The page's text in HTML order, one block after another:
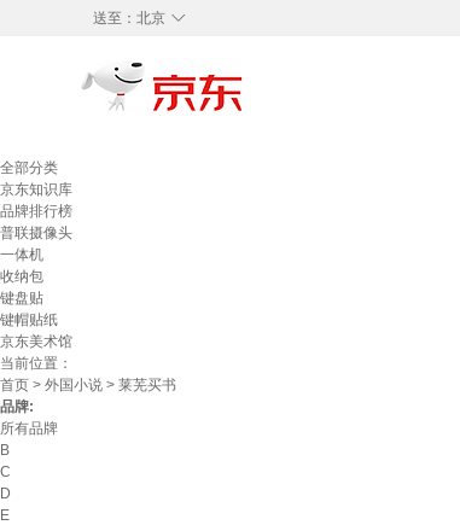
◇
送至： 北京
全部分类
京东知识库
品牌排行榜
普联摄像头
一体机
收纳包
键盘贴
键帽贴纸
京东美术馆
当前位置：
首页 > 外国小说 > 莱芜买书
品牌:
所有品牌
B
C
D
E